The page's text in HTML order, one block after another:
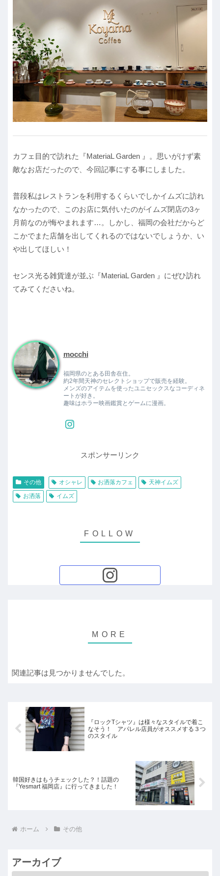
カフェ目的で訪れた『MateriaL Garden 』。思いがけず素
敵なお店だったので、今回記事にする事にしました。
普段私はレストランを利用するくらいでしかイムズに訪れ
なかったので、このお店に気付いたのがイムズ閉店の3ヶ
月前なのが悔やまれます…。しかし、福岡の会社だからど
こかでまた店舗を出してくれるのではないでしょうか、い
や出してほしい！
センス光る雑貨達が並ぶ『MateriaL Garden 』にぜひ訪れ
てみてくださいね。
mocchi
福岡県のとある田舎在住。
約2年間天神のセレクトショップで販売を経験。
メンズのアイテムを使ったユニセックスなコーディネ
ートが好き。
趣味はホラー映画鑑賞とゲームに漫画。
スポンサーリンク
その他 オシャレ お洒落カフェ
天神イムズ
お洒落
イムズ
関連記事は見つかりませんでした。
『ロックTシャツ』は様々なスタイルで着こ
なそう！ アパレル店員がオススメする３つ
のスタイル
韓国好きはもうチェックした？！話題の
『Yesmart 福岡店』に行ってきました！
ホーム その他
アーカイブ